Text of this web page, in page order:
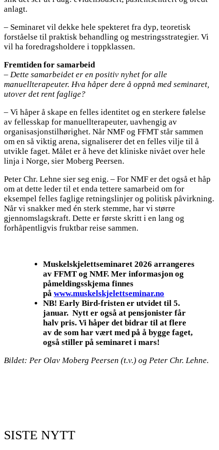
anlagt.
– Seminaret vil dekke hele spekteret fra dyp, teoretisk
forståelse til praktisk behandling og mestringsstrategier. Vi
vil ha foredragsholdere i toppklassen.
Fremtiden for samarbeid
– Dette samarbeidet er en positiv nyhet for alle
manuellterapeuter. Hva håper dere å oppnå med seminaret,
utover det rent faglige?
– Vi håper å skape en felles identitet og en sterkere følelse
av fellesskap for manuellterapeuter, uavhengig av
organisasjonstilhørighet. Når NMF og FFMT står sammen
om en så viktig arena, signaliserer det en felles vilje til å
utvikle faget. Målet er å heve det kliniske nivået over hele
linja i Norge, sier Moberg Peersen.
Peter Chr. Lehne sier seg enig. – For NMF er det også et håp
om at dette leder til et enda tettere samarbeid om for
eksempel felles faglige retningslinjer og politisk påvirkning.
Når vi snakker med én sterk stemme, har vi større
gjennomslagskraft. Dette er første skritt i en lang og
forhåpentligvis fruktbar reise sammen.
Muskelskjelettseminaret 2026 arrangeres
av FFMT og NMF. Mer informasjon og
påmeldingsskjema finnes
på www.muskelskjelettseminar.no
NB! Early Bird-fristen er utvidet til 5.
januar. Nytt er også at pensjonister får
halv pris. Vi håper det bidrar til at flere
av de som har vært med på å bygge faget,
også stiller på seminaret i mars!
Bildet: Per Olav Moberg Peersen (t.v.) og Peter Chr. Lehne.
SISTE NYTT